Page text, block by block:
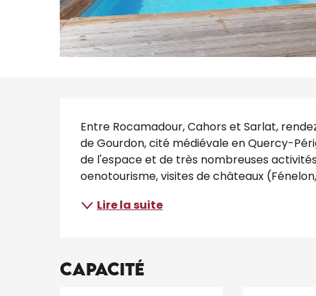
Entre Rocamadour, Cahors et Sarlat,
de Gourdon, cité médiévale en Quercy-
de l'espace et de très nombreuses
oenotourisme, visites de châteaux
Lire la suite
Capacité